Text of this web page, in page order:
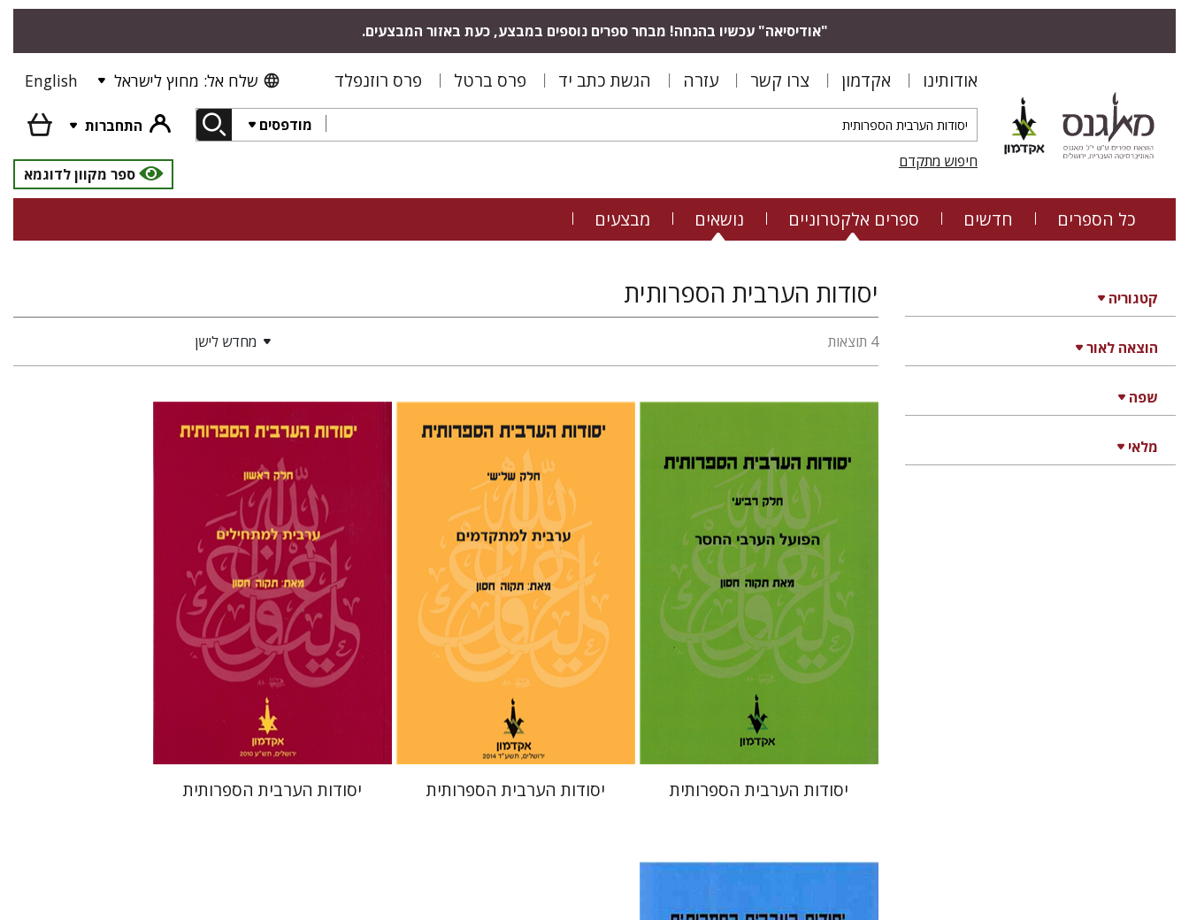
"אודיסיאה" עכשיו בהנחה! מבחר ספרים נוספים במבצע, כעת באזור המבצעים.
אודותינו אקדמון צרו קשר עזרה הגשת כתב יד פרס ברטל פרס רוזנפלד שלח אל: מחוץ לישראל English
מודפסים
התחברות
חיפוש מתקדם
ספר מקוון לדוגמא
כל הספרים חדשים ספרים אלקטרוניים נושאים מבצעים
קטגוריה
הוצאה לאור
שפה
מלאי
יסודות הערבית הספרותית
4 תוצאות מחדש לישן
תקוה חסון
הנחת אתר ספר מודפס
$31
יסודות הערבית הספרותית
תקוה חסון
הנחת אתר ספר מודפס
$28
יסודות הערבית הספרותית
הנחת אתר ספר מודפס
$32
יסודות הערבית הספרותית